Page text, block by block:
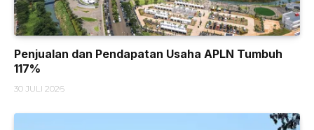
Penjualan dan Pendapatan Usaha APLN Tumbuh
117%
30 JULI 2026